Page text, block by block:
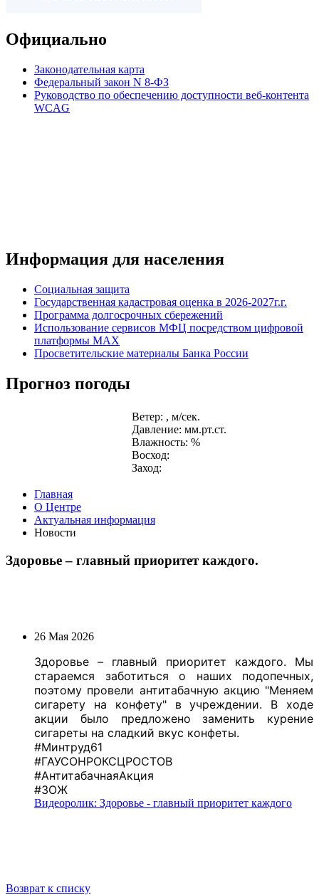
Официально
Законодательная карта
Федеральный закон N 8-ФЗ
Руководство по обеспечению доступности веб-контента
WCAG
Информация для населения
Социальная защита
Государственная кадастровая оценка в 2026-2027г.г.
Программа долгосрочных сбережений
Использование сервисов МФЦ посредством цифровой
платформы MAX
Просветительские материалы Банка России
Прогноз погоды
Ветер: , м/сек.
Давление: мм.рт.ст.
Влажность: %
Восход:
Заход:
Главная
О Центре
Актуальная информация
Новости
Здоровье – главный приоритет каждого.
26 Мая 2026
Здоровье – главный приоритет каждого. Мы
стараемся заботиться о наших подопечных,
поэтому провели антитабачную акцию "Меняем
сигарету на конфету" в учреждении. В ходе
акции было предложено заменить курение
сигареты на сладкий вкус конфеты.
#Минтруд61
#ГАУСОНРОКСЦРОСТОВ
#АнтитабачнаяАкция
#ЗОЖ
Видеоролик: Здоровье - главный приоритет каждого
Возврат к списку